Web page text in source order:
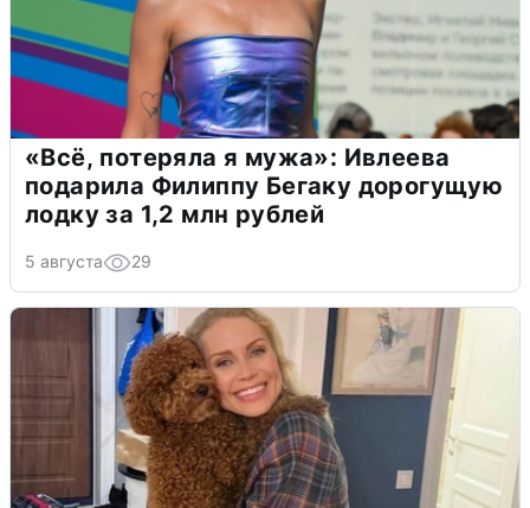
«Всё, потеряла я мужа»: Ивлеева
подарила Филиппу Бегаку дорогущую
лодку за 1,2 млн рублей
5 августа 29